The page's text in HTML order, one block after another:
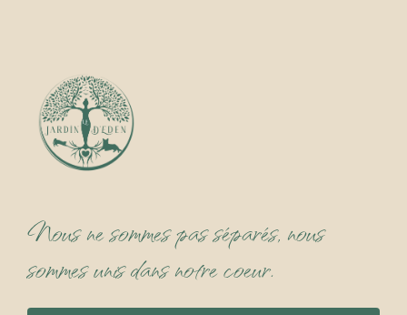
Nous ne sommes pas séparés, nous
sommes unis dans notre coeur.